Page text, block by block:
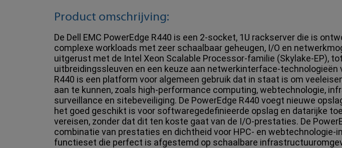
Product omschrijving:
De Dell EMC PowerEdge R440 is een 2-socket, 1U rackserver die is
complexe workloads met zeer schaalbaar geheugen, I/O en
uitgerust met de Intel Xeon Scalable Processor-familie (Skylake-EP),
uitbreidingssleuven en een keuze aan netwerkinterface-technologieën
R440 is een platform voor algemeen gebruik dat in staat is om
aan te kunnen, zoals high-performance computing, webtechnologie,
surveillance en sitebeveiliging. De PowerEdge R440 voegt nieuwe
het goed geschikt is voor softwaregedefinieerde opslag en datarijke
vereisen, zonder dat dit ten koste gaat van de I/O-prestaties. De
combinatie van prestaties en dichtheid voor HPC- en webtechnologie-
functieset die perfect is afgestemd op schaalbare